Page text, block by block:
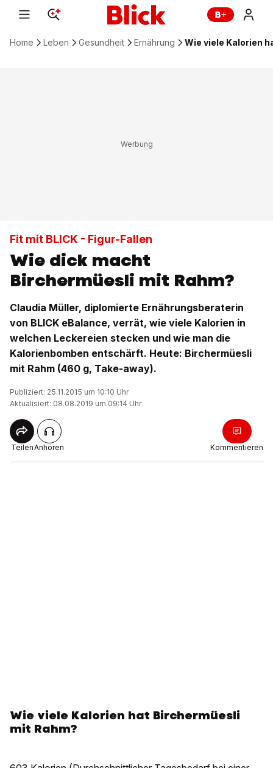
Home Leben Gesundheit Ernährung Wie viele Kalorien
Fit mit BLICK - Figur-Fallen
Wie dick macht
Birchermüesli mit Rahm?
Claudia Müller, diplomierte Ernährungsberaterin
von BLICK eBalance, verrät, wie viele Kalorien in
welchen Leckereien stecken und wie man die
Kalorienbomben entschärft. Heute: Birchermüesli
mit Rahm (460 g, Take-away).
Publiziert: 25.11.2015 um 10:10 Uhr
Aktualisiert: 08.08.2019 um 09:14 Uhr
TeilenAnhören Kommentieren
Wie viele Kalorien hat Birchermüesli
mit Rahm?